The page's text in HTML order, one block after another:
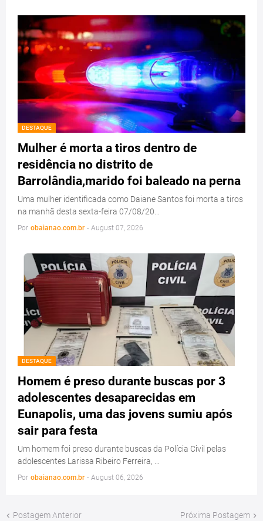
DESTAQUE
Mulher é morta a tiros dentro de
residência no distrito de
Barrolândia,marido foi baleado na perna
Uma mulher identificada como Daiane Santos foi morta a tiros
na manhã desta sexta-feira 07/08/20…
Por obaianao.com.br - August 07, 2026
DESTAQUE
Homem é preso durante buscas por 3
adolescentes desaparecidas em
Eunapolis, uma das jovens sumiu após
sair para festa
Um homem foi preso durante buscas da Polícia Civil pelas
adolescentes Larissa Ribeiro Ferreira, …
Por obaianao.com.br - August 06, 2026
Postagem Anterior Próxima Postagem